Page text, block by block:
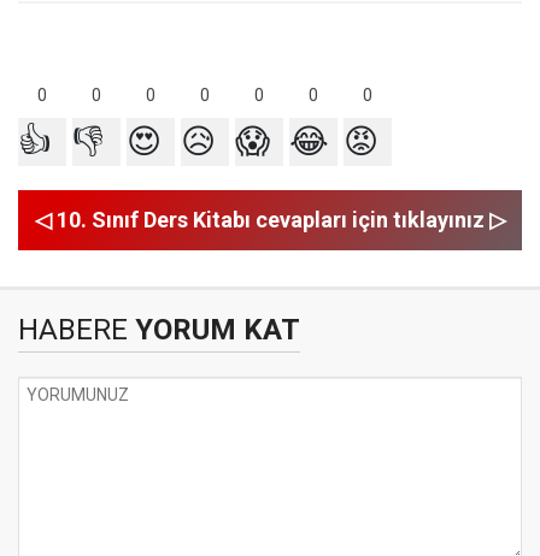
0 0 0 0 0 0 0
👍 👎 😍 😥 😱 😂 😡
◁ 10. Sınıf Ders Kitabı cevapları için tıklayınız ▷
HABERE YORUM KAT